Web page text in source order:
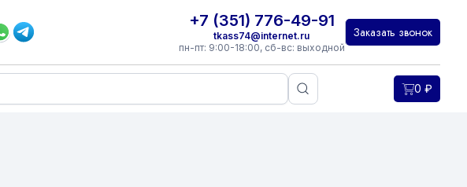
+7 (351) 776-49-91
tkass74@internet.ru
пн-пт: 9:00-18:00, сб-вс: выходной
Заказать звонок
0 ₽